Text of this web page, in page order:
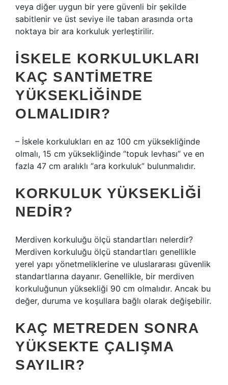
veya diğer uygun bir yere güvenli bir şekilde
sabitlenir ve üst seviye ile taban arasında orta
noktaya bir ara korkuluk yerleştirilir.
İSKELE KORKULUKLARI
KAÇ SANTIMETRE
YÜKSEKLIĞINDE
OLMALIDIR?
– İskele korkulukları en az 100 cm yüksekliğinde
olmalı, 15 cm yüksekliğinde “topuk levhası” ve en
fazla 47 cm aralıklı “ara korkuluk” bulunmalıdır.
KORKULUK YÜKSEKLIĞI
NEDIR?
Merdiven korkuluğu ölçü standartları nelerdir?
Merdiven korkuluğu ölçü standartları genellikle
yerel yapı yönetmeliklerine ve uluslararası güvenlik
standartlarına dayanır. Genellikle, bir merdiven
korkuluğunun yüksekliği 90 cm olmalıdır. Ancak bu
değer, duruma ve koşullara bağlı olarak değişebilir.
KAÇ METREDEN SONRA
YÜKSEKTE ÇALIŞMA
SAYILIR?